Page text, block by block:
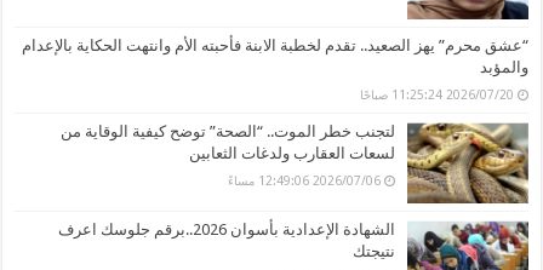
“عشق محرم” يهز الصعيد.. تقدم لخطبة الابنة فأحبته الأم وانتهت الحكاية بالإعدام
والمؤبد
2026/07/20 11:25:24 صباحًا
لتجنب خطر الموت.. “الصحة” توضح كيفية الوقاية من
لسعات العقارب ولدغات الثعابين
2026/07/06 12:49:06 مساءً
الشهادة الإعدادية بأسوان 2026..برقم جلوسك اعرف
نتيجتك